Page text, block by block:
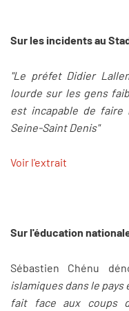
Sur les incidents au
"Le préfet Didier
lourde sur les gens
est incapable de faire
Seine-Saint Denis"
Voir l'extrait
Sur l'éducation
Sébastien Chénu
islamiques dans le pays
fait face aux coups